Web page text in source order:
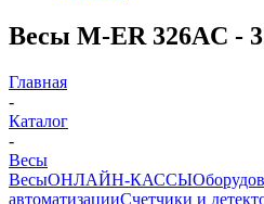
Весы M-ER 326AC -
Главная
-
Каталог
-
Весы
ВесыОНЛАЙН-КАССЫ
автоматизацииСчетчики и